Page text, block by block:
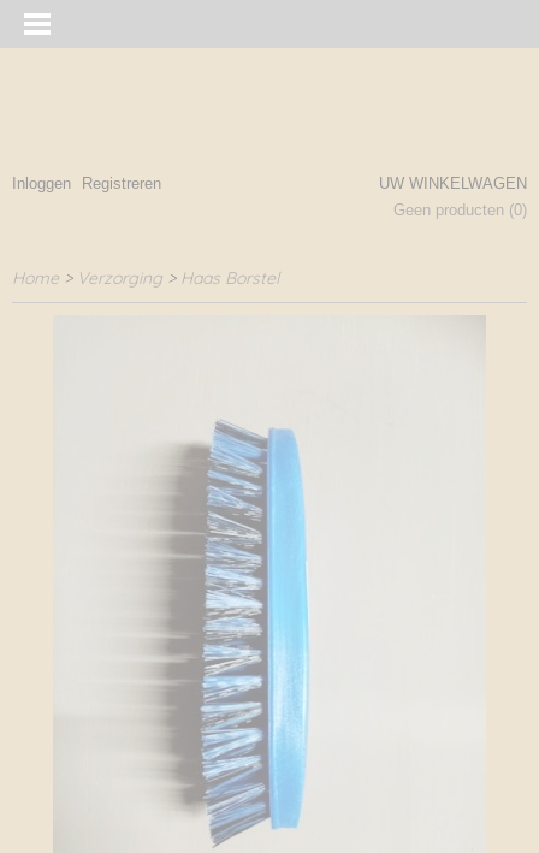
Inloggen Registreren
UW WINKELWAGEN
Geen producten (0)
Home > Verzorging > Haas Borstel